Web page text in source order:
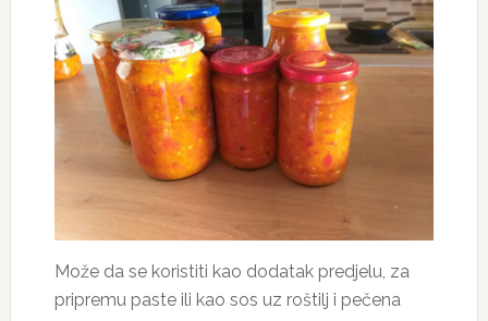
Može da se koristiti kao dodatak predjelu, za
pripremu paste ili kao sos uz roštilj i pečena